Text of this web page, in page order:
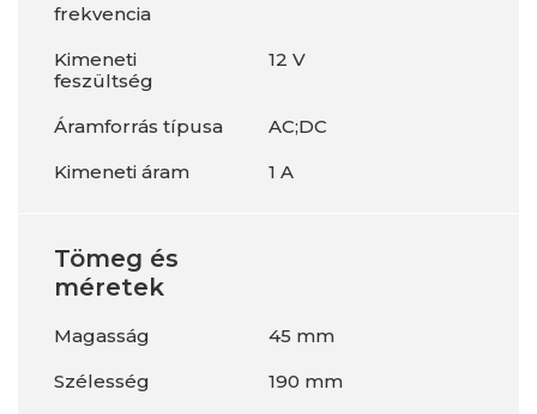
frekvencia
Kimeneti
feszültség
12 V
Áramforrás típusa
AC;DC
Kimeneti áram
1 A
Tömeg és
méretek
Magasság
45 mm
Szélesség
190 mm